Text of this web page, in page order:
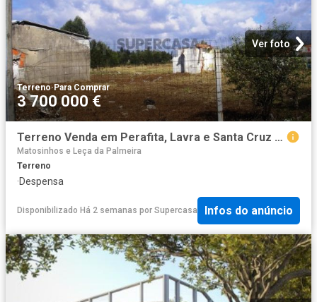
Ver foto
Terreno· Para Comprar
3 700 000 €
Terreno Venda em Perafita, Lavra e Santa Cruz do Bispo,Matosinhos
Matosinhos e Leça da Palmeira
Terreno
·Despensa
Disponibilizado Há 2 semanas por Supercasa Infos do anúncio